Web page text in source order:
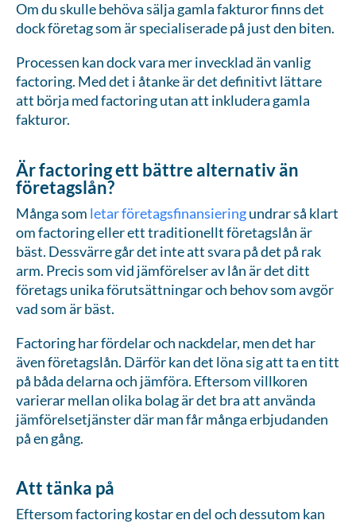
Om du skulle behöva sälja gamla fakturor finns det
dock företag som är specialiserade på just den biten.
Processen kan dock vara mer invecklad än vanlig
factoring. Med det i åtanke är det definitivt lättare
att börja med factoring utan att inkludera gamla
fakturor.
Är factoring ett bättre alternativ än
företagslån?
Många som letar företagsfinansieringundrar så klart
om factoring eller ett traditionellt företagslån är
bäst. Dessvärre går det inte att svara på det på rak
arm. Precis som vid jämförelser av lån är det ditt
företags unika förutsättningar och behov som avgör
vad som är bäst.
Factoring har fördelar och nackdelar, men det har
även företagslån. Därför kan det löna sig att ta en titt
på båda delarna och jämföra. Eftersom villkoren
varierar mellan olika bolag är det bra att använda
jämförelsetjänster där man får många erbjudanden
på en gång.
Att tänka på
Eftersom factoring kostar en del och dessutom kan